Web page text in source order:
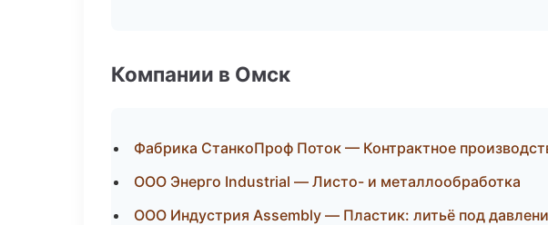
Компании в Омск
Фабрика СтанкоПроф Поток — Контрактное
ООО Энерго Industrial — Листо- и металлообработка
ООО Индустрия Assembly — Пластик: литьё под